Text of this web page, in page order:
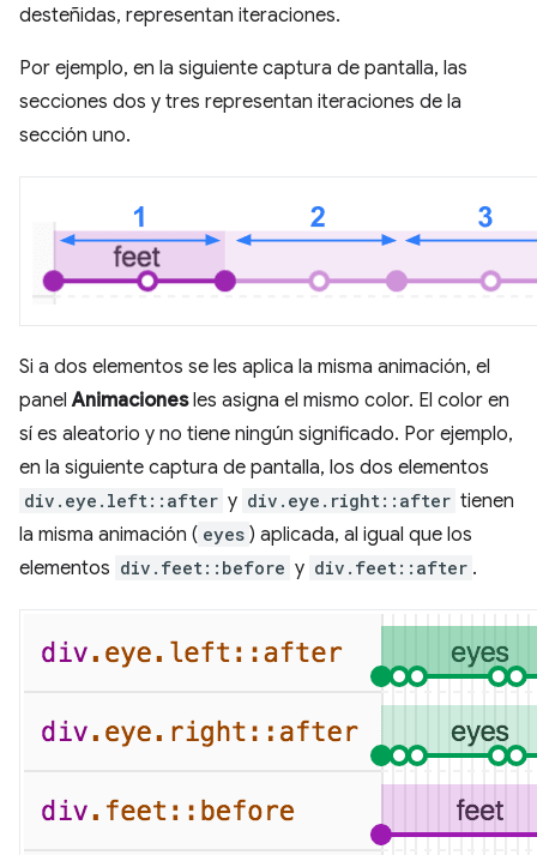
desteñidas, representan iteraciones.
Por ejemplo, en la siguiente captura de pantalla, las
secciones dos y tres representan iteraciones de la
sección uno.
Si a dos elementos se les aplica la misma animación, el
panelAnimacionesles asigna el mismo color. El color en
sí es aleatorio y no tiene ningún significado. Por ejemplo,
en la siguiente captura de pantalla, los dos elementos
div.eye.left::after y div.eye.right::after tienen
la misma animación ( eyes ) aplicada, al igual que los
elementos div.feet::before y div.feet::after .